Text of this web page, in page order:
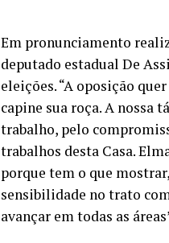
Em pronunciamento
deputado estadual De
eleições. “A oposição
capine sua roça. A nossa
trabalho, pelo
trabalhos desta Casa.
porque tem o que
sensibilidade no trato
avançar em todas as